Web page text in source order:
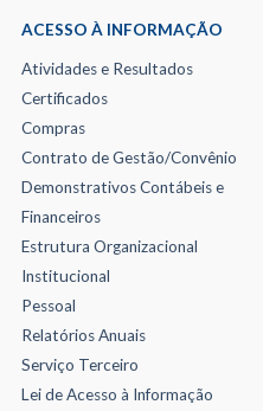
ACESSO À INFORMAÇÃO
Atividades e Resultados
Certificados
Compras
Contrato de Gestão/Convênio
Demonstrativos Contábeis e
Financeiros
Estrutura Organizacional
Institucional
Pessoal
Relatórios Anuais
Serviço Terceiro
Lei de Acesso à Informação